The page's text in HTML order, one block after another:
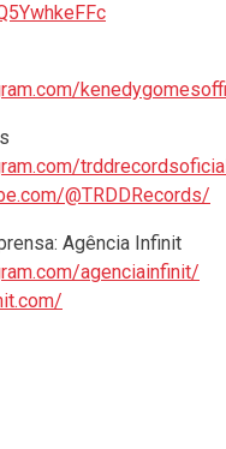
@TRDDRecords/
Agência Infinit
agenciainfinit/